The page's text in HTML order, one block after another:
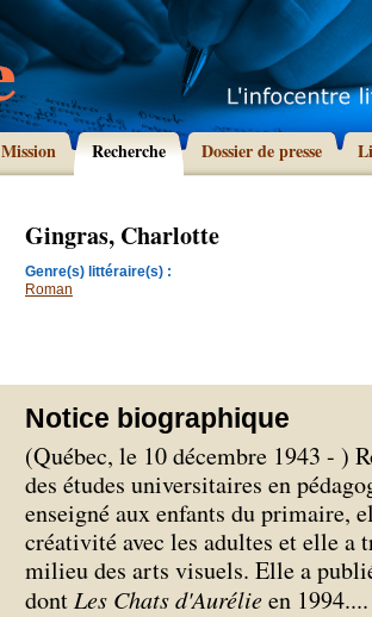
Mission Recherche Dossier de presse
Gingras, Charlotte
Genre(s) littéraire(s) :
Roman
Notice biographique
(Québec, le 10 décembre 1943 - )
des études universitaires en
enseigné aux enfants du primaire,
créativité avec les adultes et elle a
milieu des arts visuels. Elle a
dont Les Chats d'Aurélieen 1994....